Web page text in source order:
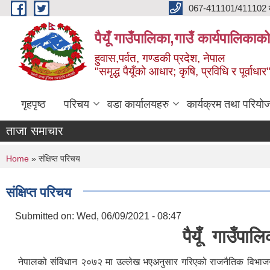
Skip to main content 067-411101/411102
पैयूँ गाउँपालिका,गाउँ
हुवास,पर्वत, गण्डकी प्रदेश, नेपाल
"समृद्ध पैयूँको आधार; कृषि, प्रविधि र पूर्वाधार"
गृहपृष्ठ परिचय वडा कार्यालयहरु कार्यक्रम तथा
ताजा समाचार
You are here
Home » संक्षिप्त परिचय
संक्षिप्त परिचय
Submitted on: Wed, 06/09/2021 - 08:47
पैयूँ
नेपालको संविधान २०७२ मा उल्लेख भएअनुसार गरिएको राजनैतिक